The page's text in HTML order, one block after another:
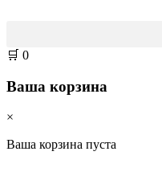
🛒 0
Ваша корзина
×
Ваша корзина пуста